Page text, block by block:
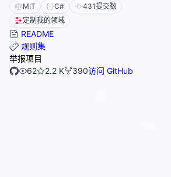
MIT C# 431提交数
定制我的领域
README
规则集
举报项目
62
2.2 K 390访问 GitHub